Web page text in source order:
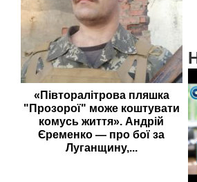
«Півторалітрова пляшка
"Прозорої" може коштувати
комусь життя». Андрій
Єременко — про бої за
Луганщину,...